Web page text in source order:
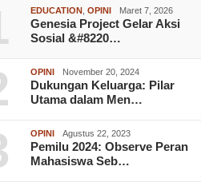
EDUCATION ,OPINI Maret 7, 2026
Genesia Project Gelar Aksi
Sosial &#8220…
OPINI November 20, 2024
Dukungan Keluarga: Pilar
Utama dalam Men…
OPINI Agustus 22, 2023
Pemilu 2024: Observe Peran
Mahasiswa Seb…